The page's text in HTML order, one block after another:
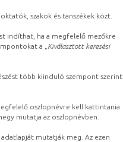
szakok és tanszékek közt.
indíthat, ha a megfelelő mezőkre
a „ Kiválasztott keresési
több kiinduló szempont szerint
oszlopnévre kell kattintania
mutatja az oszlopnévben.
mutatják meg. Az ezen